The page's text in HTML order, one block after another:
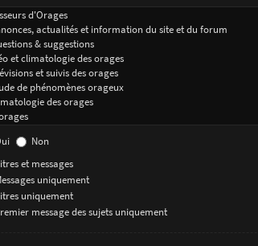
Non
et messages
uniquement
uniquement
message des sujets uniquement